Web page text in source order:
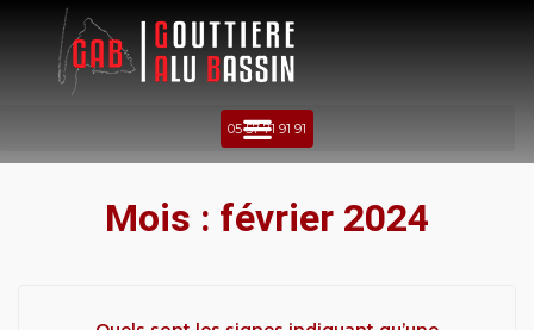
05 57 71 91 91
Mois : février 2024